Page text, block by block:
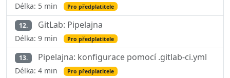
Délka: 5 min Pro předplatitele
12. GitLab: Pipelajna
Délka: 9 min Pro předplatitele
13. Pipelajna: konfigurace pomocí .gitlab-ci.yml
Délka: 4 min Pro předplatitele